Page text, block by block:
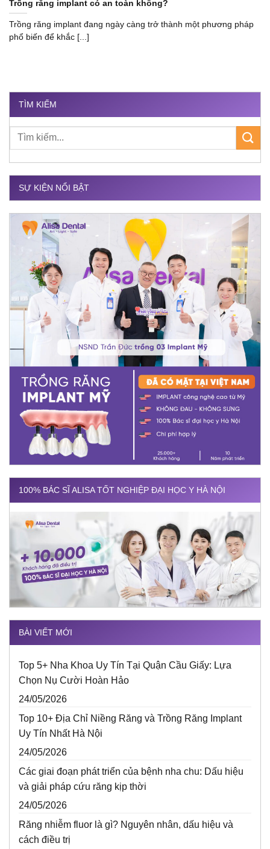
Trồng răng implant có an toàn không?
Trồng răng implant đang ngày càng trở thành một phương pháp
phổ biến để khắc [...]
TÌM KIẾM
SỰ KIỆN NỔI BẬT
100% BÁC SĨ ALISA TỐT NGHIỆP ĐẠI HỌC Y HÀ NỘI
BÀI VIẾT MỚI
Top 5+ Nha Khoa Uy Tín Tại Quận Cầu Giấy: Lựa
Chọn Nụ Cười Hoàn Hảo
24/05/2026
Top 10+ Địa Chỉ Niềng Răng và Trồng Răng Implant
Uy Tín Nhất Hà Nội
24/05/2026
Các giai đoạn phát triển của bệnh nha chu: Dấu hiệu
và giải pháp cứu răng kịp thời
24/05/2026
Răng nhiễm fluor là gì? Nguyên nhân, dấu hiệu và
cách điều trị